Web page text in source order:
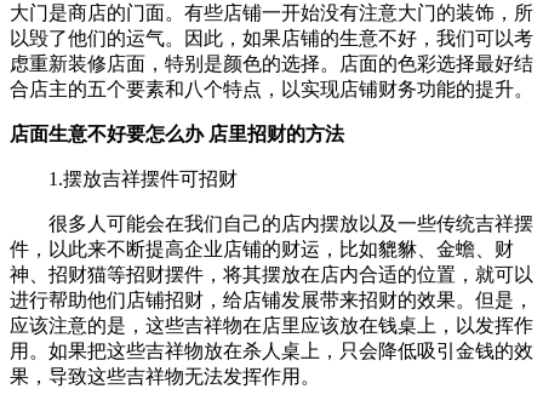
大门是商店的门面。有些店铺一开始没有注意大门的装饰，所
以毁了他们的运气。因此，如果店铺的生意不好，我们可以考
虑重新装修店面，特别是颜色的选择。店面的色彩选择最好结
合店主的五个要素和八个特点，以实现店铺财务功能的提升。
店面生意不好要怎么办 店里招财的方法
1.摆放吉祥摆件可招财
很多人可能会在我们自己的店内摆放以及一些传统吉祥摆
件，以此来不断提高企业店铺的财运，比如貔貅、金蟾、财
神、招财猫等招财摆件，将其摆放在店内合适的位置，就可以
进行帮助他们店铺招财，给店铺发展带来招财的效果。但是，
应该注意的是，这些吉祥物在店里应该放在钱桌上，以发挥作
用。如果把这些吉祥物放在杀人桌上，只会降低吸引金钱的效
果，导致这些吉祥物无法发挥作用。